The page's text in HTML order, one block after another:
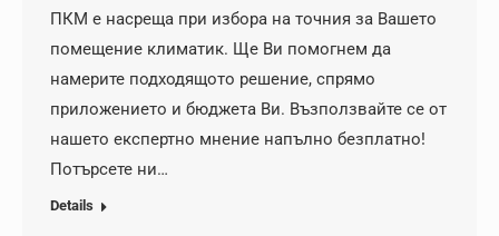
ПКМ е насреща при избора на точния за Вашето
помещение климатик. Ще Ви помогнем да
намерите подходящото решение, спрямо
приложението и бюджета Ви. Възползвайте се от
нашето експертно мнение напълно безплатно!
Потърсете ни…
Details